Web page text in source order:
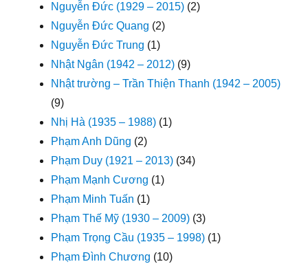
Nguyễn Đức (1929 – 2015) (2)
Nguyễn Đức Quang (2)
Nguyễn Đức Trung (1)
Nhật Ngân (1942 – 2012) (9)
Nhật trường – Trần Thiện Thanh (1942 – 2005)
(9)
Nhị Hà (1935 – 1988) (1)
Phạm Anh Dũng (2)
Phạm Duy (1921 – 2013) (34)
Phạm Mạnh Cương (1)
Phạm Minh Tuấn (1)
Phạm Thế Mỹ (1930 – 2009) (3)
Phạm Trọng Cầu (1935 – 1998) (1)
Phạm Đình Chương (10)